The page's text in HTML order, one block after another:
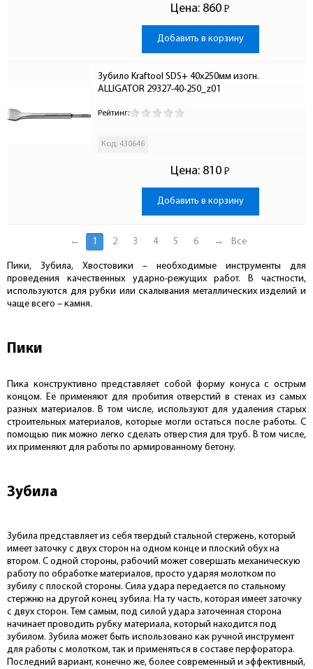
Цена: 860 Р
-
Добавить в корзину
Зубило Kraftool SDS+ 40х250мм изогн.
ALLIGATOR 29327-40-250_z01
Рейтинг:
Код: 430646
Цена: 810 Р
-
Добавить в корзину
← 1 2 3 4 5 6 → Все
Пики, Зубила, Хвостовики – необходимые инструменты для
проведения качественных ударно-режущих работ. В частности,
используются для рубки или скалывания металлических изделий и
чаще всего – камня.
Пики
Пика конструктивно представляет собой форму конуса с острым
концом. Её применяют для пробития отверстий в стенах из самых
разных материалов. В том числе, используют для удаления старых
строительных материалов, которые могли остаться после работы. С
помощью пик можно легко сделать отверстия для труб. В том числе,
их применяют для работы по армированному бетону.
Зубила
Зубила представляет из себя твердый стальной стержень, который
имеет заточку с двух сторон на одном конце и плоский обух на
втором. С одной стороны, рабочий может совершать механическую
работу по обработке материалов, просто ударяя молотком по
зубилу с плоской стороны. Сила удара передается по стальному
стержню на другой конец зубила. На ту часть, которая имеет заточку
с двух сторон. Тем самым, под силой удара заточенная сторона
начинает проводить рубку материала, который находится под
зубилом. Зубила может быть использовано как ручной инструмент
для работы с молотком, так и применяться в составе перфоратора.
Последний вариант, конечно же, более современный и эффективный,